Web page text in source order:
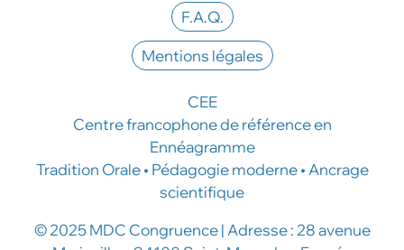
F.A.Q.
Mentions légales
CEE
Centre francophone de référence en
Ennéagramme
Tradition Orale • Pédagogie moderne • Ancrage
scientifique
© 2025 MDC Congruence | Adresse : 28 avenue